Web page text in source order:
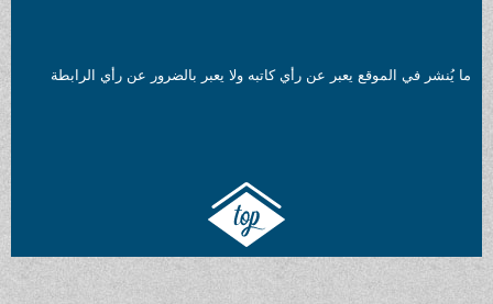
ما يُنشر في الموقع يعبر عن رأي كاتبه ولا يعبر بالضرور عن رأي الرابطة